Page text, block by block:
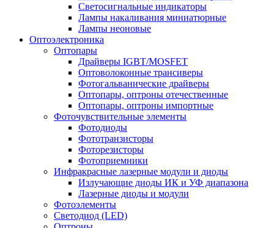
Светосигнальные индикаторы
Лампы накаливания миниатюрные
Лампы неоновые
Оптоэлектроника
Оптопары
Драйверы IGBT/MOSFET
Оптоволоконные трансиверы
Фотогальванические драйверы
Оптопары, оптроны отечественные
Оптопары, оптроны импортные
Фоточувствительные элементы
Фотодиоды
Фототранзисторы
Фоторезисторы
Фотоприемники
Инфракрасные лазерные модули и диоды
Излучающие диоды ИК и УФ диапазона
Лазерные диоды и модули
Фотоэлементы
Светодиод (LED)